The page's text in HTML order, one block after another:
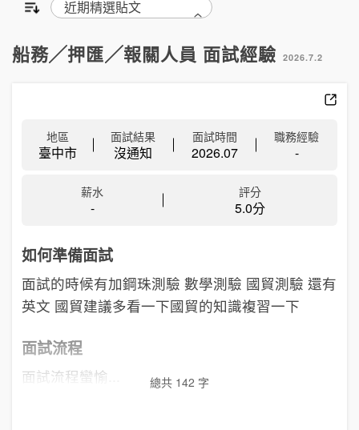
船務╱押匯╱報關人員 面試經驗 2026.7.2
地區
臺中市
面試結果
沒通知
面試時間
2026.07
職務經驗
-
薪水
-
評分
5.0分
如何準備面試
面試的時候有加鋼珠測驗 數學測驗 國貿測驗 還有
英文 國貿建議多看一下國貿的知識複習一下
面試流程
面試流程蠻愉... 總共 142 字